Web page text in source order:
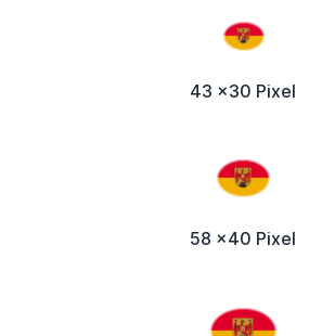
43 x30 Pixel
58 x40 Pixel